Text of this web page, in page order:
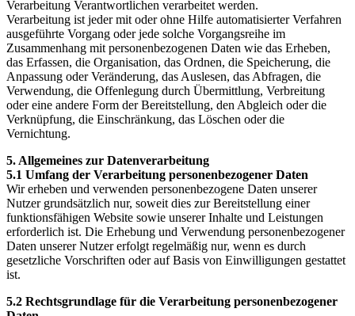
Verarbeitung Verantwortlichen verarbeitet werden.
Verarbeitung ist jeder mit oder ohne Hilfe automatisierter Verfahren
ausgeführte Vorgang oder jede solche Vorgangsreihe im
Zusammenhang mit personenbezogenen Daten wie das Erheben,
das Erfassen, die Organisation, das Ordnen, die Speicherung, die
Anpassung oder Veränderung, das Auslesen, das Abfragen, die
Verwendung, die Offenlegung durch Übermittlung, Verbreitung
oder eine andere Form der Bereitstellung, den Abgleich oder die
Verknüpfung, die Einschränkung, das Löschen oder die
Vernichtung.
5. Allgemeines zur Datenverarbeitung
5.1 Umfang der Verarbeitung personenbezogener Daten
Wir erheben und verwenden personenbezogene Daten unserer
Nutzer grundsätzlich nur, soweit dies zur Bereitstellung einer
funktionsfähigen Website sowie unserer Inhalte und Leistungen
erforderlich ist. Die Erhebung und Verwendung personenbezogener
Daten unserer Nutzer erfolgt regelmäßig nur, wenn es durch
gesetzliche Vorschriften oder auf Basis von Einwilligungen gestattet
ist.
5.2 Rechtsgrundlage für die Verarbeitung personenbezogener